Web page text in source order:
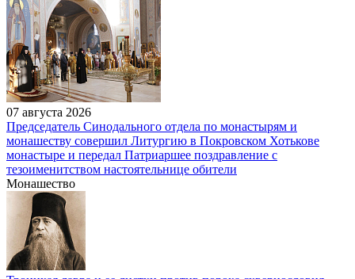
07 августа 2026
Председатель Синодального отдела по монастырям и
монашеству совершил Литургию в Покровском Хотькове
монастыре и передал Патриаршее поздравление с
тезоименитством настоятельнице обители
Монашество